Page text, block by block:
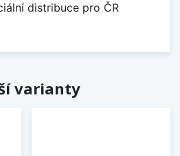
distribuce pro ČR
varianty